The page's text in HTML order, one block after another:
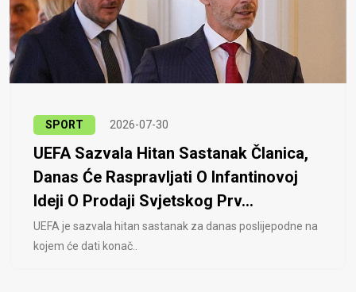
SPORT 2026-07-30
UEFA Sazvala Hitan Sastanak Članica,
Danas Će Raspravljati O Infantinovoj
Ideji O Prodaji Svjetskog Prv...
UEFA je sazvala hitan sastanak za danas poslijepodne na
kojem će dati konač..